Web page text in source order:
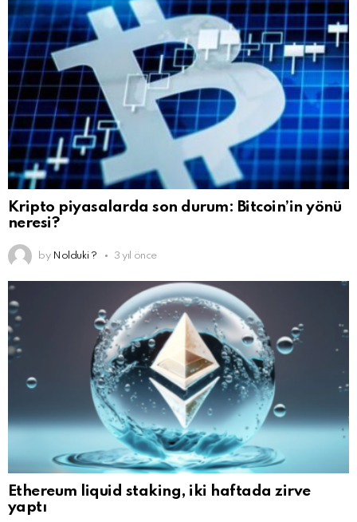
Kripto piyasalarda son durum: Bitcoin’in yönü
neresi?
by Nolduki ? 3 yıl önce
Ethereum liquid staking, iki haftada zirve
yaptı